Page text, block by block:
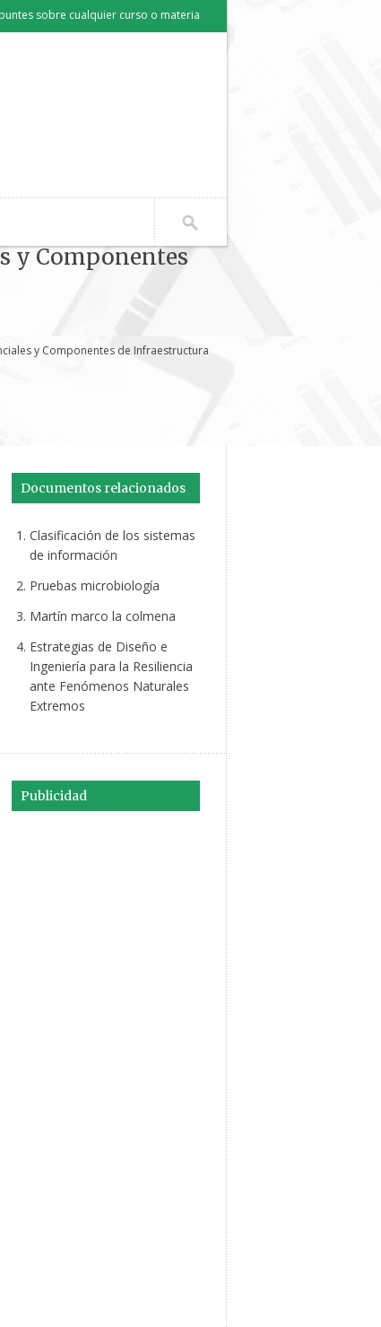
sobre cualquier curso o materia
y Componentes
y Componentes de Infraestructura
Documentos relacionados
Clasificación de los sistemas
de información
Pruebas microbiología
Martín marco la colmena
Estrategias de Diseño e
Ingeniería para la Resiliencia
ante Fenómenos Naturales
Extremos
Publicidad